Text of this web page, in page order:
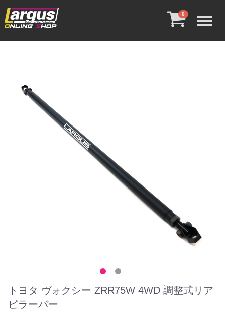
0
トヨタ ヴォクシー ZRR75W 4WD 調整式リア
ピラーバー